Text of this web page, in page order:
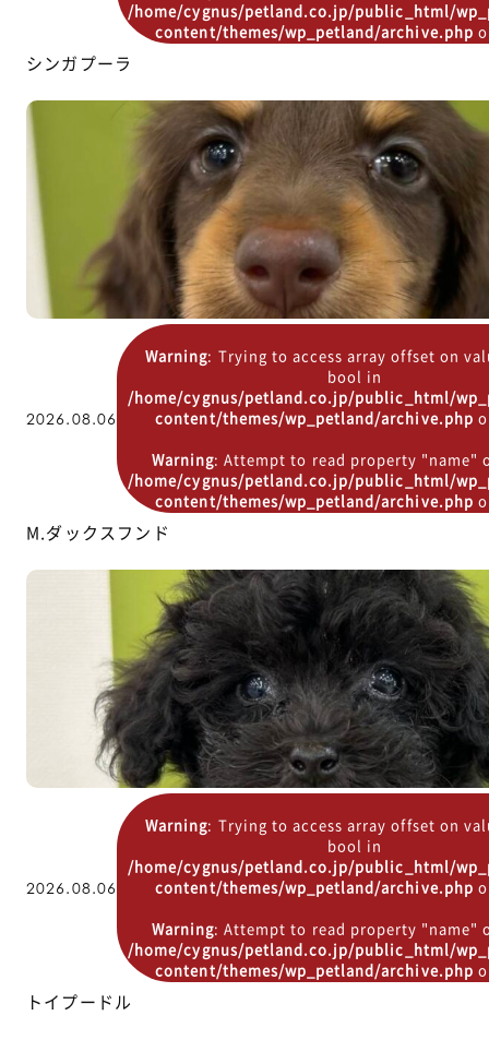
/home/cygnus/petland.co.jp/public_html/
content/themes/wp_petland/archive.php
シンガプーラ
Warning: Trying to access array offset on
bool in
/home/cygnus/petland.co.jp/public_html/
content/themes/wp_petland/archive.php
Warning: Attempt to read property "name"
/home/cygnus/petland.co.jp/public_html/
content/themes/wp_petland/archive.php
2026.08.06
M.ダックスフンド
Warning: Trying to access array offset on
bool in
/home/cygnus/petland.co.jp/public_html/
content/themes/wp_petland/archive.php
Warning: Attempt to read property "name"
/home/cygnus/petland.co.jp/public_html/
content/themes/wp_petland/archive.php
2026.08.06
トイプードル